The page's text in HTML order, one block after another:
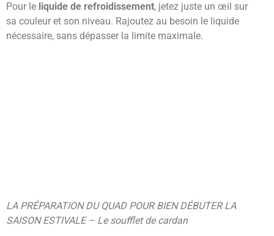
Pour le liquide de refroidissement, jetez juste un œil sur
sa couleur et son niveau. Rajoutez au besoin le liquide
nécessaire, sans dépasser la limite maximale.
LA PRÉPARATION DU QUAD POUR BIEN DÉBUTER LA
SAISON ESTIVALE – Le soufflet de cardan